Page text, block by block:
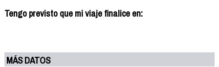
Tengo previsto que mi viaje finalice en:
MÁS DATOS